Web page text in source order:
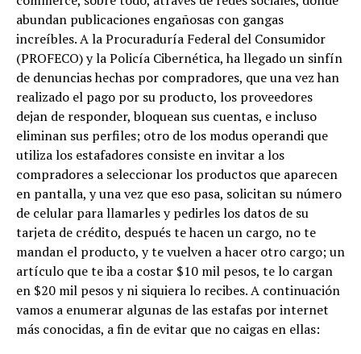
abundan publicaciones engañosas con gangas
increíbles. A la Procuraduría Federal del Consumidor
(PROFECO) y la Policía Cibernética, ha llegado un sinfín
de denuncias hechas por compradores, que una vez han
realizado el pago por su producto, los proveedores
dejan de responder, bloquean sus cuentas, e incluso
eliminan sus perfiles; otro de los modus operandi que
utiliza los estafadores consiste en invitar a los
compradores a seleccionar los productos que aparecen
en pantalla, y una vez que eso pasa, solicitan su número
de celular para llamarles y pedirles los datos de su
tarjeta de crédito, después te hacen un cargo, no te
mandan el producto, y te vuelven a hacer otro cargo; un
artículo que te iba a costar $10 mil pesos, te lo cargan
en $20 mil pesos y ni siquiera lo recibes. A continuación
vamos a enumerar algunas de las estafas por internet
más conocidas, a fin de evitar que no caigas en ellas: